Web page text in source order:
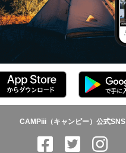
CAMPiii（キャンピー）公式SNS